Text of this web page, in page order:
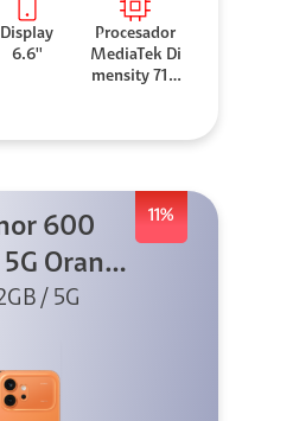
Display
6.6''
Procesador
MediaTek Di
mensity 710
11%
600
Orange
2
/ 5G